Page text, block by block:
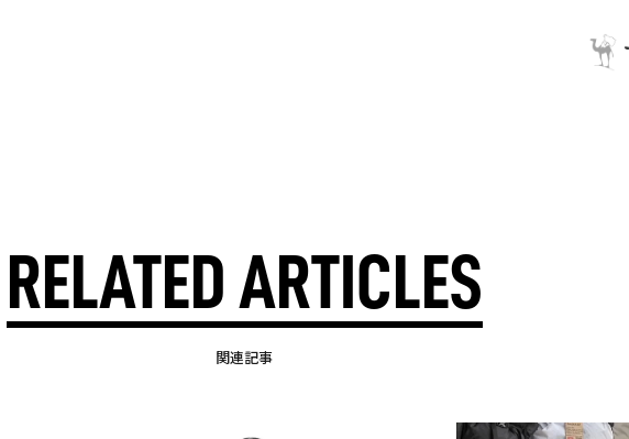
RELATED ARTICLES
関連記事